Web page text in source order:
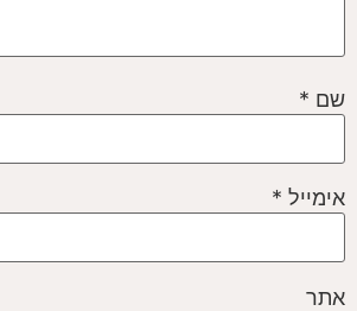
שם *
אימייל *
אתר